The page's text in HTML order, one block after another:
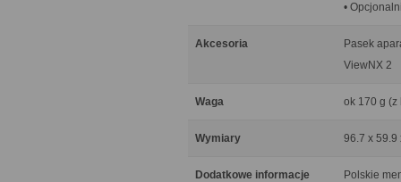
•
Akcesoria
Pasek
ViewNX 2
Waga ok 170 g (z
Wymiary 96.7 x 59.9
Dodatkowe informacje
Polskie